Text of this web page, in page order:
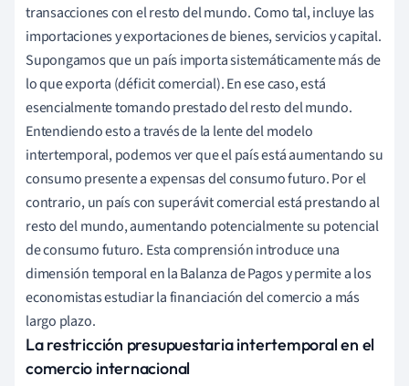
transacciones con el resto del mundo. Como tal, incluye las
importaciones y exportaciones de bienes, servicios y capital.
Supongamos que un país importa sistemáticamente más de
lo que exporta (déficit comercial). En ese caso, está
esencialmente tomando prestado del resto del mundo.
Entendiendo esto a través de la lente del modelo
intertemporal, podemos ver que el país está aumentando su
consumo presente a expensas del consumo futuro. Por el
contrario, un país con superávit comercial está prestando al
resto del mundo, aumentando potencialmente su potencial
de consumo futuro. Esta comprensión introduce una
dimensión temporal en la Balanza de Pagos y permite a los
economistas estudiar la financiación del comercio a más
largo plazo.
La restricción presupuestaria intertemporal en el
comercio internacional